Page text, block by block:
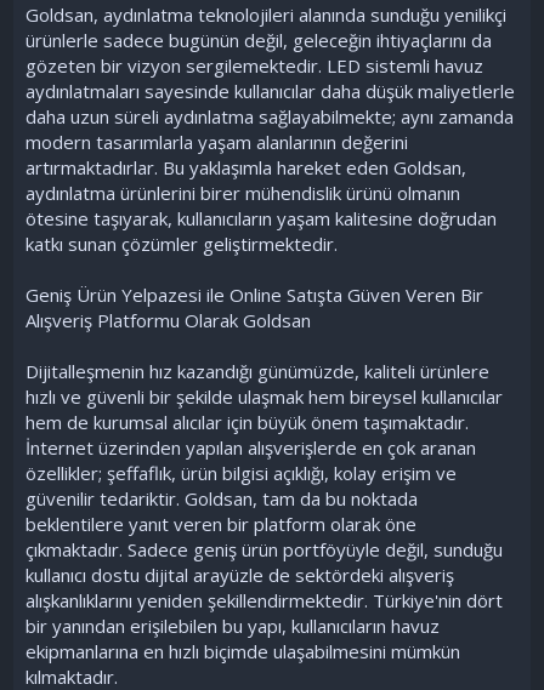
Goldsan, aydınlatma teknolojileri alanında sunduğu yenilikçi
ürünlerle sadece bugünün değil, geleceğin ihtiyaçlarını da
gözeten bir vizyon sergilemektedir. LED sistemli havuz
aydınlatmaları sayesinde kullanıcılar daha düşük maliyetlerle
daha uzun süreli aydınlatma sağlayabilmekte; aynı zamanda
modern tasarımlarla yaşam alanlarının değerini
artırmaktadırlar. Bu yaklaşımla hareket eden Goldsan,
aydınlatma ürünlerini birer mühendislik ürünü olmanın
ötesine taşıyarak, kullanıcıların yaşam kalitesine doğrudan
katkı sunan çözümler geliştirmektedir.
Geniş Ürün Yelpazesi ile Online Satışta Güven Veren Bir
Alışveriş Platformu Olarak Goldsan
Dijitalleşmenin hız kazandığı günümüzde, kaliteli ürünlere
hızlı ve güvenli bir şekilde ulaşmak hem bireysel kullanıcılar
hem de kurumsal alıcılar için büyük önem taşımaktadır.
İnternet üzerinden yapılan alışverişlerde en çok aranan
özellikler; şeffaflık, ürün bilgisi açıklığı, kolay erişim ve
güvenilir tedariktir. Goldsan, tam da bu noktada
beklentilere yanıt veren bir platform olarak öne
çıkmaktadır. Sadece geniş ürün portföyüyle değil, sunduğu
kullanıcı dostu dijital arayüzle de sektördeki alışveriş
alışkanlıklarını yeniden şekillendirmektedir. Türkiye'nin dört
bir yanından erişilebilen bu yapı, kullanıcıların havuz
ekipmanlarına en hızlı biçimde ulaşabilmesini mümkün
kılmaktadır.